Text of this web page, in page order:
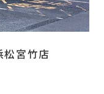
松宮竹店